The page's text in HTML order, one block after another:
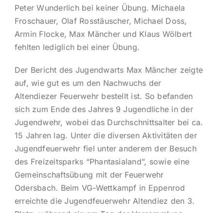
Peter Wunderlich bei keiner Übung. Michaela
Froschauer, Olaf Rosstäuscher, Michael Doss,
Armin Flocke, Max Mäncher und Klaus Wölbert
fehlten lediglich bei einer Übung.
Der Bericht des Jugendwarts Max Mäncher zeigte
auf, wie gut es um den Nachwuchs der
Altendiezer Feuerwehr bestellt ist. So befanden
sich zum Ende des Jahres 9 Jugendliche in der
Jugendwehr, wobei das Durchschnittsalter bei ca.
15 Jahren lag. Unter die diversen Aktivitäten der
Jugendfeuerwehr fiel unter anderem der Besuch
des Freizeitsparks “Phantasialand”, sowie eine
Gemeinschaftsübung mit der Feuerwehr
Odersbach. Beim VG-Wettkampf in Eppenrod
erreichte die Jugendfeuerwehr Altendiez den 3.